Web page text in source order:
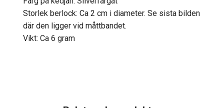
Storlek berlock: Ca 2 cm i diameter. Se sista bilden
där den ligger vid måttbandet.
Vikt: Ca 6 gram